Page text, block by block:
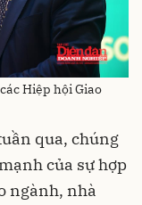
Hiệp hội Giao
qua, chúng
của sự hợp
ngành, nhà